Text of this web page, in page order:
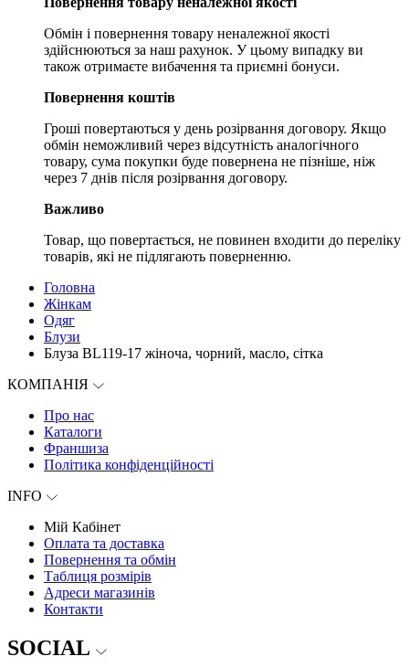
Обмін і повернення товару неналежної якості
здійснюються за наш рахунок. У цьому випадку ви
також отримаєте вибачення та приємні бонуси.
Повернення коштів
Гроші повертаються у день розірвання договору. Якщо
обмін неможливий через відсутність аналогічного
товару, сума покупки буде повернена не пізніше, ніж
через 7 днів після розірвання договору.
Важливо
Товар, що повертається, не повинен входити до переліку
товарів, які не підлягають поверненню.
Головна
Жінкам
Одяг
Блузи
Блуза BL119-17 жіноча, чорний, масло, сітка
КОМПАНІЯ
Про нас
Каталоги
Франшиза
Політика конфіденційності
INFO
Мій Кабінет
Оплата та доставка
Повернення та обмін
Таблиця розмірів
Адреси магазинів
Контакти
SOCIAL